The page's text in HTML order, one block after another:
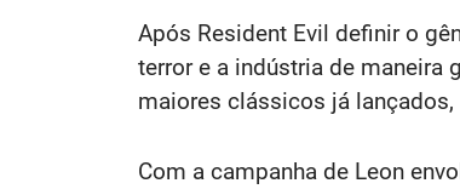
Após Resident Evil definir o
terror e a indústria de maneira
maiores clássicos já
Com a campanha de Leon